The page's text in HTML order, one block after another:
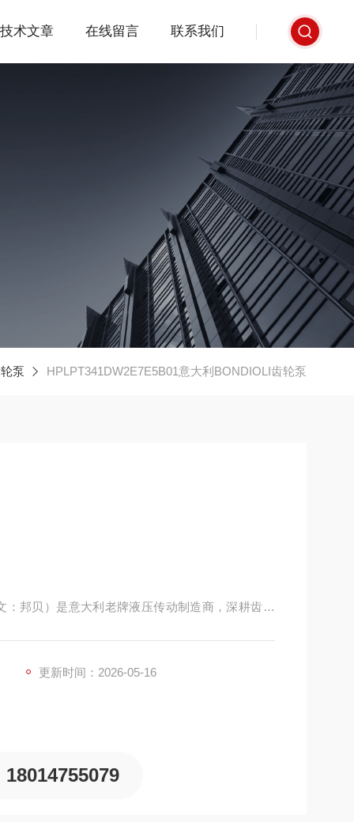
技术文章 在线留言 联系我们
泵 HPLPT341DW2E7E5B01意大利BONDIOLI齿轮泵
：邦贝）是意大利老牌液压传动制造商，深耕齿轮
更新时间：2026-05-16
18014755079